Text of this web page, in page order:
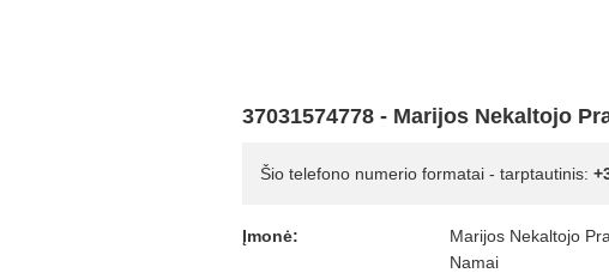
37031574778 - Marijos Nekaltojo
Šio telefono numerio formatai - tarptautinis:
Įmonė:
Marijos Nekaltojo
Namai